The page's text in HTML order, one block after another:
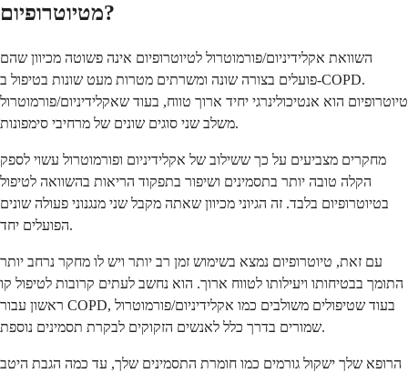
מטיוטרופיום?
השוואת אקלידיניום/פורמוטרול לטיוטרופיום אינה פשוטה מכיוון שהם
פועלים בצורה שונה ומשרתים מטרות מעט שונות בטיפול ב-COPD.
טיוטרופיום הוא אנטיכולינרגי יחיד ארוך טווח, בעוד שאקלידיניום/פורמוטרול
משלב שני סוגים שונים של מרחיבי סימפונות.
מחקרים מצביעים על כך ששילוב של אקלידיניום ופורמוטרול עשוי לספק
הקלה טובה יותר בתסמינים ושיפור בתפקוד הריאות בהשוואה לטיפול
בטיוטרופיום בלבד. זה הגיוני מכיוון שאתה מקבל שני מנגנוני פעולה שונים
הפועלים יחד.
עם זאת, טיוטרופיום נמצא בשימוש זמן רב יותר ויש לו מחקר נרחב יותר
התומך בבטיחותו ויעילותו לטווח ארוך. הוא נחשב לעתים קרובות לטיפול קו
ראשון עבור COPD, בעוד שטיפולים משולבים כמו אקלידיניום/פורמוטרול
שמורים בדרך כלל לאנשים הזקוקים לבקרת תסמינים נוספת.
הרופא שלך ישקול גורמים כמו חומרת התסמינים שלך, עד כמה הגבת היטב